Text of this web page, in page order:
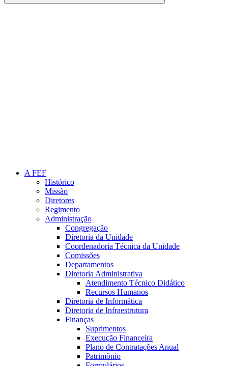
Buscar
A FEF
Histórico
Missão
Diretores
Regimento
Administração
Congregação
Diretoria da Unidade
Coordenadoria Técnica da Unidade
Comissões
Departamentos
Diretoria Administrativa
Atendimento Técnico Didático
Recursos Humanos
Diretoria de Informática
Diretoria de Infraestrutura
Finanças
Suprimentos
Execução Financeira
Plano de Contratações Anual
Patrimônio